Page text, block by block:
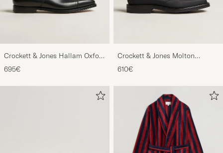
Crockett & Jones Hallam Oxford
Black Calf
695€
Crockett & Jones Molton
Chukka Black Rough-Out Suede
610€